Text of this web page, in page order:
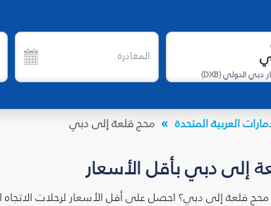
دبي الدولي(
DXB
)
المغادرة
العربية المتحدة محج قلعة إلى دبي
إلى دبي بأقل الأسعار
قلعة إلى دبي؟ احصل على أقل الأسعار لرحلات